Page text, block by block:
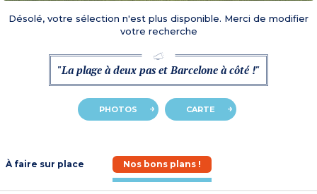
Désolé, votre sélection n'est plus disponible. Merci de modifier
votre recherche
"La plage à deux pas et Barcelone à côté !"
PHOTOS CARTE
À faire sur place Nos bons plans !